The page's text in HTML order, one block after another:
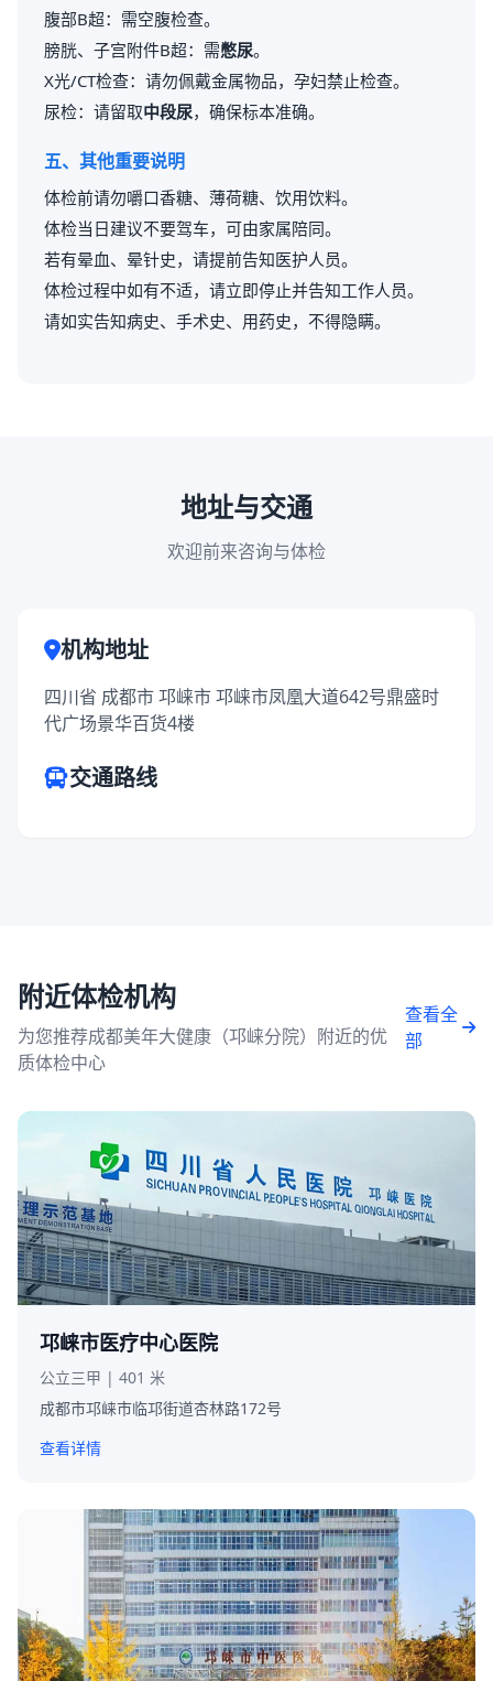
腹部B超：需空腹检查。
膀胱、子宫附件B超：需憋尿。
X光/CT检查：请勿佩戴金属物品，孕妇禁止检查。
尿检：请留取中段尿，确保标本准确。
五、其他重要说明
体检前请勿嚼口香糖、薄荷糖、饮用饮料。
体检当日建议不要驾车，可由家属陪同。
若有晕血、晕针史，请提前告知医护人员。
体检过程中如有不适，请立即停止并告知工作人员。
请如实告知病史、手术史、用药史，不得隐瞒。
地址与交通
欢迎前来咨询与体检
机构地址
四川省 成都市 邛崃市 邛崃市凤凰大道642号鼎盛时
代广场景华百货4楼
交通路线
附近体检机构
为您推荐成都美年大健康（邛崃分院）附近的优
质体检中心
查看全
部
邛崃市医疗中心医院
公立三甲 | 401 米
成都市邛崃市临邛街道杏林路172号
查看详情